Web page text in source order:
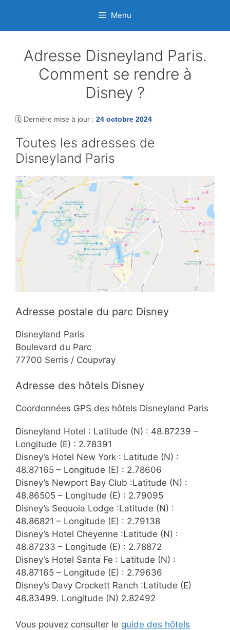
contenu
Menu
Adresse Disneyland Paris.
Comment se rendre à
Disney ?
🗓️ Dernière mise à jour : 24 octobre 2024
Toutes les adresses de
Disneyland Paris
Adresse postale du parc Disney
Disneyland Paris
Boulevard du Parc
77700 Serris / Coupvray
Adresse des hôtels Disney
Coordonnées GPS des hôtels Disneyland Paris
Disneyland Hotel : Latitude (N) : 48.87239 –
Longitude (E) : 2.78391
Disney’s Hotel New York : Latitude (N) :
48.87165 – Longitude (E) : 2.78606
Disney’s Newport Bay Club :Latitude (N) :
48.86505 – Longitude (E) : 2.79095
Disney’s Sequoia Lodge :Latitude (N) :
48.86821 – Longitude (E) : 2.79138
Disney’s Hotel Cheyenne :Latitude (N) :
48.87233 – Longitude (E) : 2.78872
Disney’s Hotel Santa Fe : Latitude (N) :
48.87165 – Longitude (E) : 2.79636
Disney’s Davy Crockett Ranch :Latitude (E)
48.83499. Longitude (N) 2.82492
Vous pouvez consulter le guide des hôtels